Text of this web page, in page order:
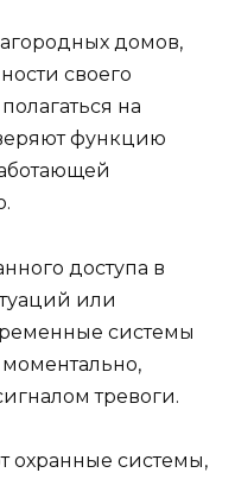
домов,
своего
на
функцию
доступа в
или
системы
моментально,
тревоги.
охранные системы,